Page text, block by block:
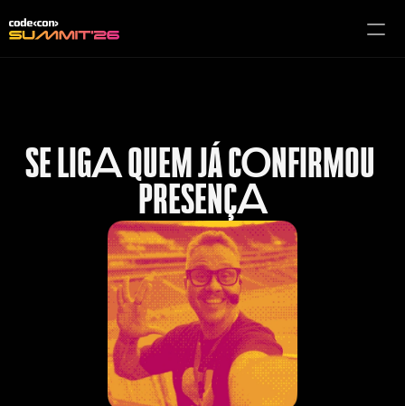
Quem vai
Perguntas frequentes
SE LIGA QUEM JÁ CONFIRMOU
PRESENÇA